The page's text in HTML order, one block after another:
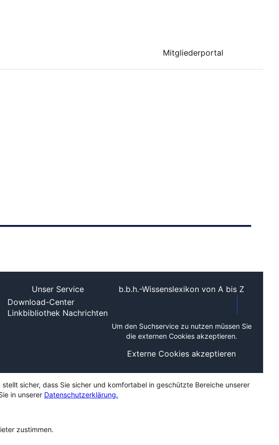
Mitgliederportal
Unser Service
Download-Center
Linkbibliothek Nachrichten
b.b.h.-Wissenslexikon von A bis Z
Um den Suchservice zu nutzen müssen Sie
die externen Cookies akzeptieren.
Externe Cookies akzeptieren
sicher, dass Sie sicher und komfortabel in geschützte Bereiche unserer
in unserer Datenschutzerklärung.
zustimmen.